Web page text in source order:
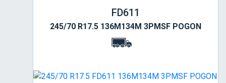
FD611
245/70 R17.5 136M134M 3PMSF POGON